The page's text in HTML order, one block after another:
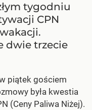
tygodniu
CPN
dwie trzecie
piątek gościem
była kwestia
(Ceny Paliwa Niżej).